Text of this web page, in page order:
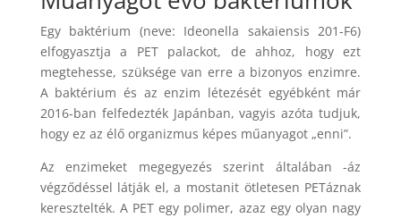
Egy baktérium (neve: Ideonella sakaiensis 201-F6)
elfogyasztja a PET palackot, de ahhoz, hogy ezt
megtehesse, szüksége van erre a bizonyos enzimre.
A baktérium és az enzim létezését egyébként már
2016-ban felfedezték Japánban, vagyis azóta tudjuk,
hogy ez az élő organizmus képes műanyagot „enni”.
Az enzimeket megegyezés szerint általában -áz
végződéssel látják el, a mostanit ötletesen PETáznak
keresztelték. A PET egy polimer, azaz egy olyan nagy